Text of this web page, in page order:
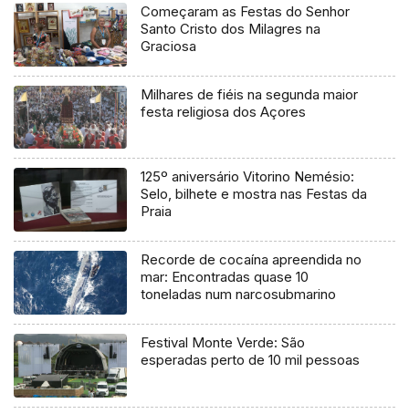
Começaram as Festas do Senhor
Santo Cristo dos Milagres na
Graciosa
Milhares de fiéis na segunda maior
festa religiosa dos Açores
125º aniversário Vitorino Nemésio:
Selo, bilhete e mostra nas Festas da
Praia
Recorde de cocaína apreendida no
mar: Encontradas quase 10
toneladas num narcosubmarino
Festival Monte Verde: São
esperadas perto de 10 mil pessoas